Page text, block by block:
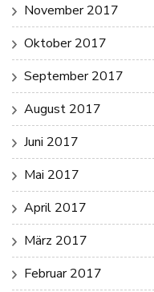
November 2017
Oktober 2017
September 2017
August 2017
Juni 2017
Mai 2017
April 2017
März 2017
Februar 2017